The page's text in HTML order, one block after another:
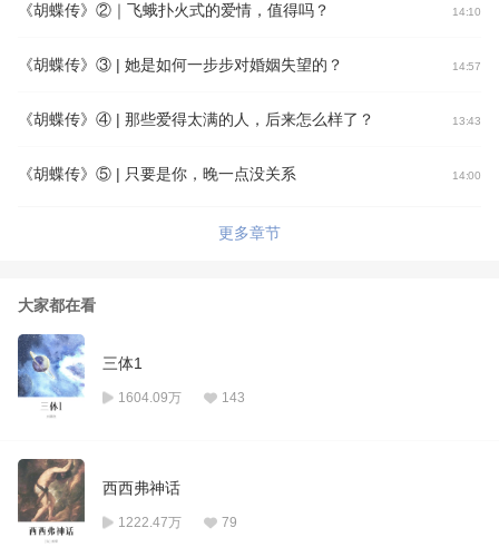
《胡蝶传》②｜飞蛾扑火式的爱情，值得吗？ 14:10
《胡蝶传》③ | 她是如何一步步对婚姻失望的？ 14:57
《胡蝶传》④ | 那些爱得太满的人，后来怎么样了？ 13:43
《胡蝶传》⑤ | 只要是你，晚一点没关系 14:00
更多章节
大家都在看
三体1
1604.09万 143
西西弗神话
1222.47万 79